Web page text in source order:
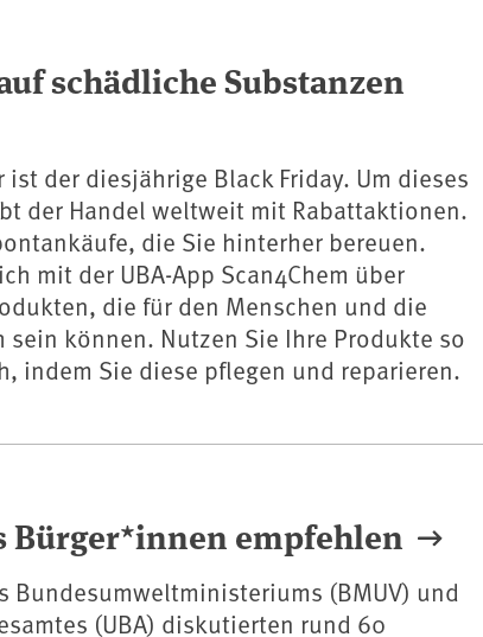
schädliche Substanzen
ist der diesjährige Black Friday. Um dieses
der Handel weltweit mit Rabattaktionen.
die Sie hinterher bereuen.
mit der UBA-App Scan4Chem über
die für den Menschen und die
sein können. Nutzen Sie Ihre Produkte so
indem Sie diese pflegen und reparieren.
Bürger*innen empfehlen
Bundesumweltministeriums (BMUV) und
(UBA) diskutierten rund 60